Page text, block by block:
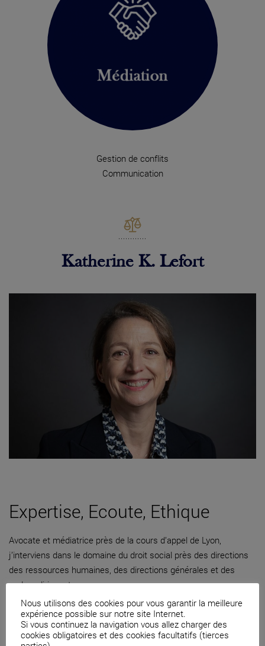
Gestion de conflits
Communication
Katherine K. Lefort
Expertise, Ecoute, Ethique
Avocate et médiatrice près de la cours d’appel de Lyon,
j’interviens dans le domaine du droit social près des directions
des ressources humaines, des directions générales et des
cadres dirigeants.
04 82 53 71 51
Contacter par mail
Nous utilisons des cookies pour vous garantir la meilleure
expérience possible sur notre site Internet.
Si vous continuez la navigation vous allez charger des
cookies obligatoires et des cookies facultatifs (tierces